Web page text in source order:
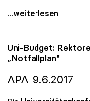
Uni-Budget:
...weiterlesen
Uni-Budget:
„Notfallplan"
APA 9.6.2017